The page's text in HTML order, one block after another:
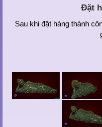
Đặt
Sau khi đặt hàng thành